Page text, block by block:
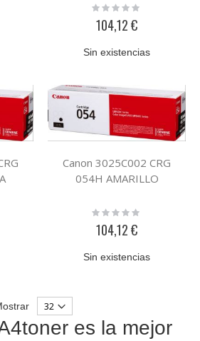
Rating:
104,12 €
Sin existencias
Canon 3025C002 CRG
054H AMARILLO
Rating:
104,12 €
Sin existencias
es la mejor